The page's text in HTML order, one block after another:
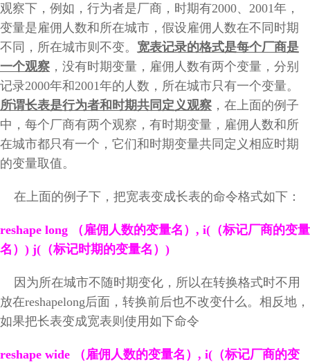
观察下，例如，行为者是厂商，时期有2000、2001年，
变量是雇佣人数和所在城市，假设雇佣人数在不同时期
不同，所在城市则不变。 宽表记录的格式是每个厂商是
一个观察 ，没有时期变量，雇佣人数有两个变量，分别
记录2000年和2001年的人数，所在城市只有一个变量。
所谓长表是行为者和时期共同定义观察 ，在上面的例子
中，每个厂商有两个观察，有时期变量，雇佣人数和所
在城市都只有一个，它们和时期变量共同定义相应时期
的变量取值。
在上面的例子下，把宽表变成长表的命令格式如下：
reshape long
（雇佣人数的变量名）, i(（标记厂商的变量
名）) j(（标记时期的变量名）)
因为所在城市不随时期变化，所以在转换格式时不用
放在reshapelong后面，转换前后也不改变什么。相反地，
如果把长表变成宽表则使用如下命令
reshape wide
（雇佣人数的变量名）, i(（标记厂商的变